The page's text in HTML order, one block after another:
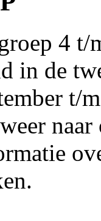
4 t/
in de
t/